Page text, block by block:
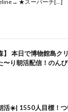
★スーパーチ[…]
】 本日で博物館島
〜り朝活配信！のん
活☀️| 1550人目標！つ